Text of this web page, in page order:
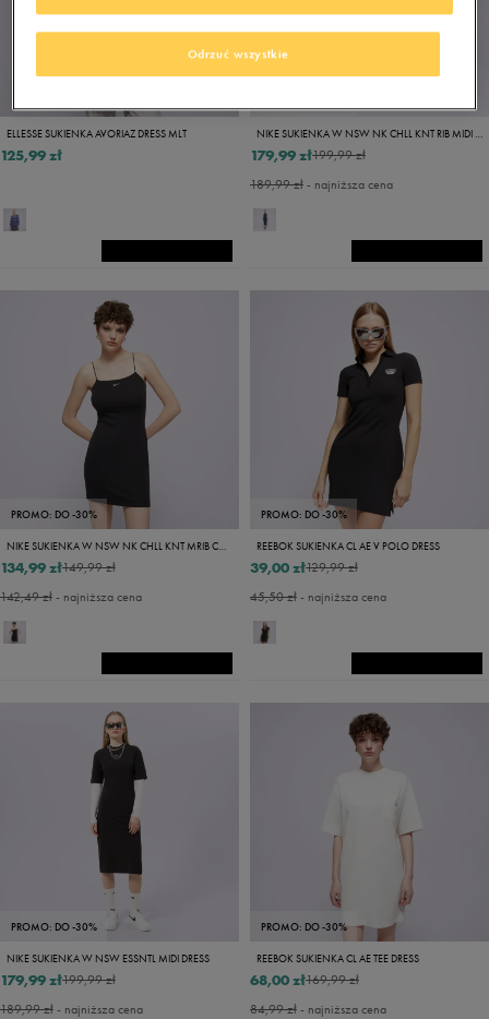
ELLESSE SUKIENKA AVORIAZ DRESS MLT
125,99 zł
NIKE SUKIENKA W NSW NK CHLL KNT RIB MIDI DRS
199,99 zł
179,99 zł
189,99 zł- najniższa cena
PROMO: DO -30%
NIKE SUKIENKA W NSW NK CHLL KNT MRIB CMI DRS
149,99 zł
134,99 zł
142,49 zł- najniższa cena
PROMO: DO -30%
REEBOK SUKIENKA CL AE V POLO DRESS
129,99 zł
39,00 zł
45,50 zł- najniższa cena
PROMO: DO -30%
NIKE SUKIENKA W NSW ESSNTL MIDI DRESS
199,99 zł
179,99 zł
189,99 zł- najniższa cena
PROMO: DO -30%
REEBOK SUKIENKA CL AE TEE DRESS
169,99 zł
68,00 zł
84,99 zł- najniższa cena
Odrzuć wszystkie